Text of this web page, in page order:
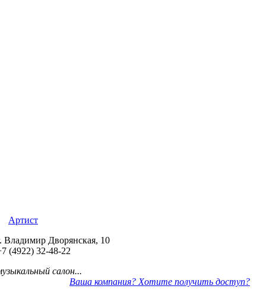
Артист
Владимир Дворянская, 10
(4922) 32-48-22
салон...
Ваша компания? Хотите получить доступ?